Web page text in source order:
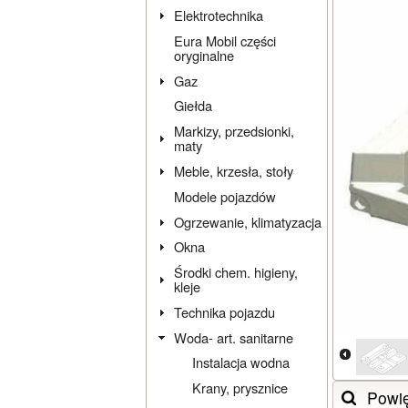
Elektrotechnika
Eura Mobil części
oryginalne
Gaz
Giełda
Markizy, przedsionki,
maty
Meble, krzesła, stoły
Modele pojazdów
Ogrzewanie, klimatyzacja
Okna
Środki chem. higieny,
kleje
Technika pojazdu
Woda- art. sanitarne
Instalacja wodna
Krany, prysznice